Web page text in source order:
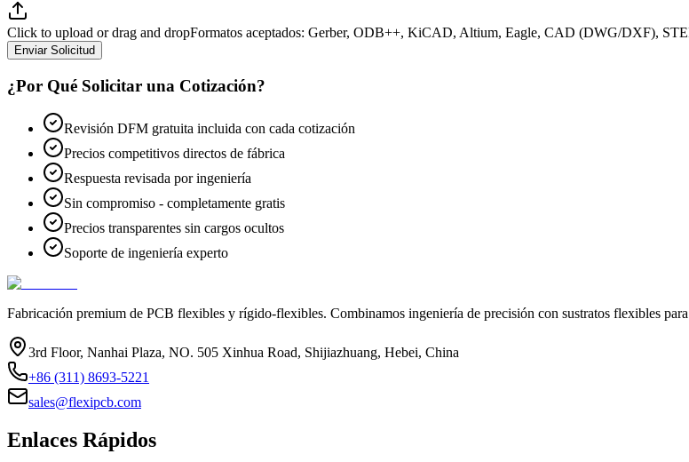
Click to upload or drag and dropFormatos aceptados: Gerber, ODB++, KiCAD, Altium, Eagle, CAD (DWG/DXF),
Enviar Solicitud
¿Por Qué Solicitar una Cotización?
Revisión DFM gratuita incluida con cada cotización
Precios competitivos directos de fábrica
Respuesta revisada por ingeniería
Sin compromiso - completamente gratis
Precios transparentes sin cargos ocultos
Soporte de ingeniería experto
Fabricación premium de PCB flexibles y rígido-flexibles. Combinamos ingeniería de precisión con sustratos flexibles
3rd Floor, Nanhai Plaza, NO. 505 Xinhua Road, Shijiazhuang, Hebei, China
+86 (311) 8693-5221
sales@flexipcb.com
Enlaces Rápidos